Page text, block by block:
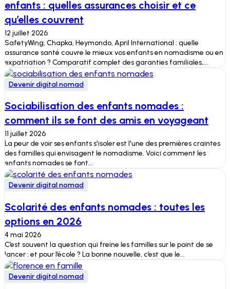
enfants : quelles assurances choisir et ce
qu’elles couvrent
12 juillet 2026
SafetyWing, Chapka, Heymondo, April International : quelle
assurance santé couvre le mieux vos enfants en nomadisme ou en
expatriation ? Comparatif complet des garanties familiales,...
Devenir digital nomad
Sociabilisation des enfants nomades :
comment ils se font des amis en voyageant
11 juillet 2026
La peur de voir ses enfants s'isoler est l'une des premières craintes
des familles qui envisagent le nomadisme. Voici comment les
enfants nomades se font...
Devenir digital nomad
Scolarité des enfants nomades : toutes les
options en 2026
4 mai 2026
C’est souvent la question qui freine les familles sur le point de se
lancer : et pour l’école ? La bonne nouvelle, c’est que le...
Devenir digital nomad